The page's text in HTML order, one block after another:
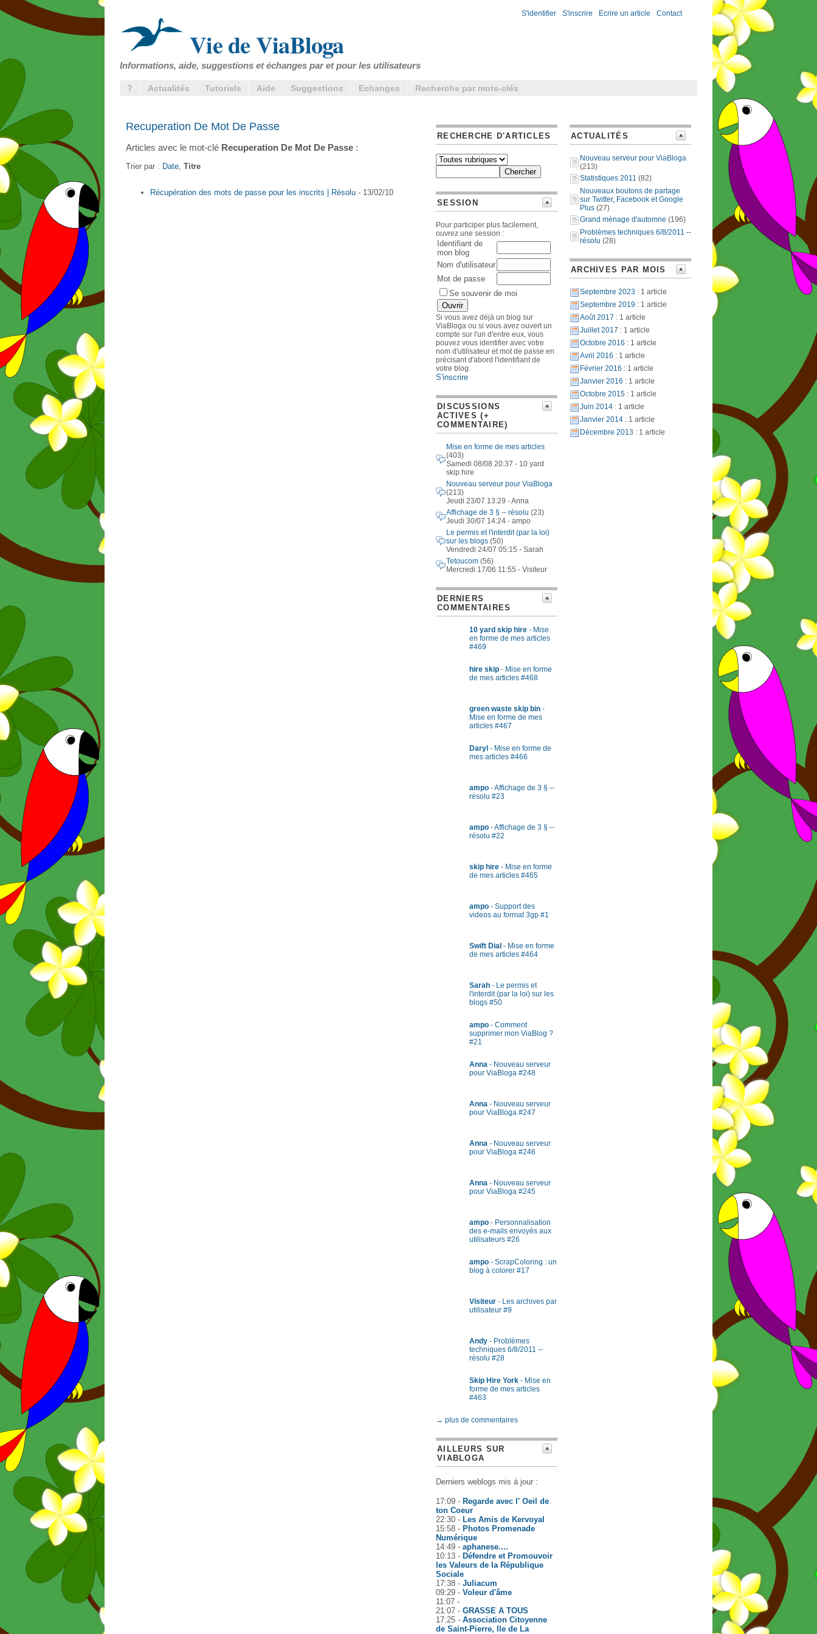
S'identifier - S'inscrire - Ecrire un article - Contact
Vie de ViaBloga
Informations, aide, suggestions et échanges par et pour les utilisateurs
? Actualités Tutoriels Aide Suggestions Echanges Recherche par mots-clés
Recuperation De Mot De Passe
Articles avec le mot-clé Recuperation De Mot De Passe :
Trier par : Date Titre
Récupération des mots de passe pour les inscrits | Résolu - 13/02/10
RECHERCHE D'ARTICLES
SESSION
Pour participer plus facilement,
ouvrez une session :
Identifiant de
mon blog
Nom d'utilisateur
Mot de passe
Se souvenir de moi
Si vous avez déjà un blog sur
ViaBloga ou si vous avez ouvert un
compte sur l'un d'entre eux, vous
pouvez vous identifier avec votre
nom d'utilisateur et mot de passe en
précisant d'abord l'identifiant de
votre blog.
S'inscrire
DISCUSSIONS
ACTIVES (+
COMMENTAIRE)
Mise en forme de mes articles
(403)
Samedi 08/08 20:37 - 10 yard
skip hire
Nouveau serveur pour ViaBloga
(213)
Jeudi 23/07 13:29 - Anna
Affichage de 3 § -- résolu (23)
Jeudi 30/07 14:24 - ampo
Le permis et l'interdit (par la loi)
sur les blogs (50)
Vendredi 24/07 05:15 - Sarah
Tetoucom (56)
Mercredi 17/06 11:55 - Visiteur
DERNIERS
COMMENTAIRES
10 yard skip hire - Mise
en forme de mes articles
#469
hire skip - Mise en forme
de mes articles #468
green waste skip bin -
Mise en forme de mes
articles #467
Daryl - Mise en forme de
mes articles #466
ampo - Affichage de 3 § --
résolu #23
ampo - Affichage de 3 § --
résolu #22
skip hire - Mise en forme
de mes articles #465
ampo - Support des
videos au format 3gp #1
Swift Dial - Mise en forme
de mes articles #464
Sarah - Le permis et
l'interdit (par la loi) sur les
blogs #50
ampo - Comment
supprimer mon ViaBlog ?
#21
Anna - Nouveau serveur
pour ViaBloga #248
Anna - Nouveau serveur
pour ViaBloga #247
Anna - Nouveau serveur
pour ViaBloga #246
Anna - Nouveau serveur
pour ViaBloga #245
ampo - Personnalisation
des e-mails envoyés aux
utilisateurs #26
ampo - ScrapColoring : un
blog à colorer #17
Visiteur - Les archives par
utilisateur #9
Andy - Problèmes
techniques 6/8/2011 --
résolu #28
Skip Hire York - Mise en
forme de mes articles
#463
→ plus de commentaires
AILLEURS SUR
VIABLOGA
Derniers weblogs mis à jour :
17:09 - Regarde avec l' Oeil de
ton Coeur
22:30 - Les Amis de Kervoyal
15:58 - Photos Promenade
Numérique
14:49 - aphanese....
10:13 - Défendre et Promouvoir
les Valeurs de la République
Sociale
17:38 - Juliacum
09:29 - Voleur d'âme
11:07 -
21:07 - GRASSE A TOUS
17:25 - Association Citoyenne
de Saint-Pierre, Ile de La
ACTUALITÉS
Nouveau serveur pour ViaBloga
(213)
Statistiques 2011 (82)
Nouveaux boutons de partage
sur Twitter, Facebook et Google
Plus (27)
Grand ménage d'automne (196)
Problèmes techniques 6/8/2011 --
résolu (28)
ARCHIVES PAR MOIS
Septembre 2023 : 1 article
Septembre 2019 : 1 article
Août 2017 : 1 article
Juillet 2017 : 1 article
Octobre 2016 : 1 article
Avril 2016 : 1 article
Février 2016 : 1 article
Janvier 2016 : 1 article
Octobre 2015 : 1 article
Juin 2014 : 1 article
Janvier 2014 : 1 article
Décembre 2013 : 1 article